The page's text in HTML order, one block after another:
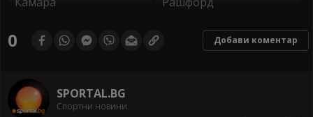
0 Добави коментар
SPORTAL.BG
Спортни новини